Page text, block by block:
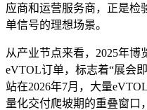
应商和运营服务商，正是检
单信号的理想场景。
从产业节点来看，2025年博
eVTOL订单，标志着“展会
站在2026年7月，大量
量化交付爬坡期的重叠窗口